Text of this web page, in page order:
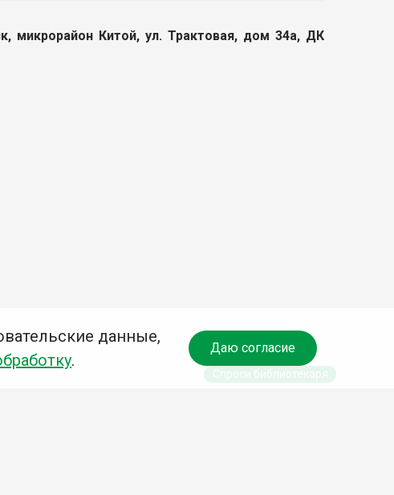
микрорайон Китой, ул. Трактовая, дом 34а, ДК
данные,
.
Даю согласие
Спроси библиотекаря